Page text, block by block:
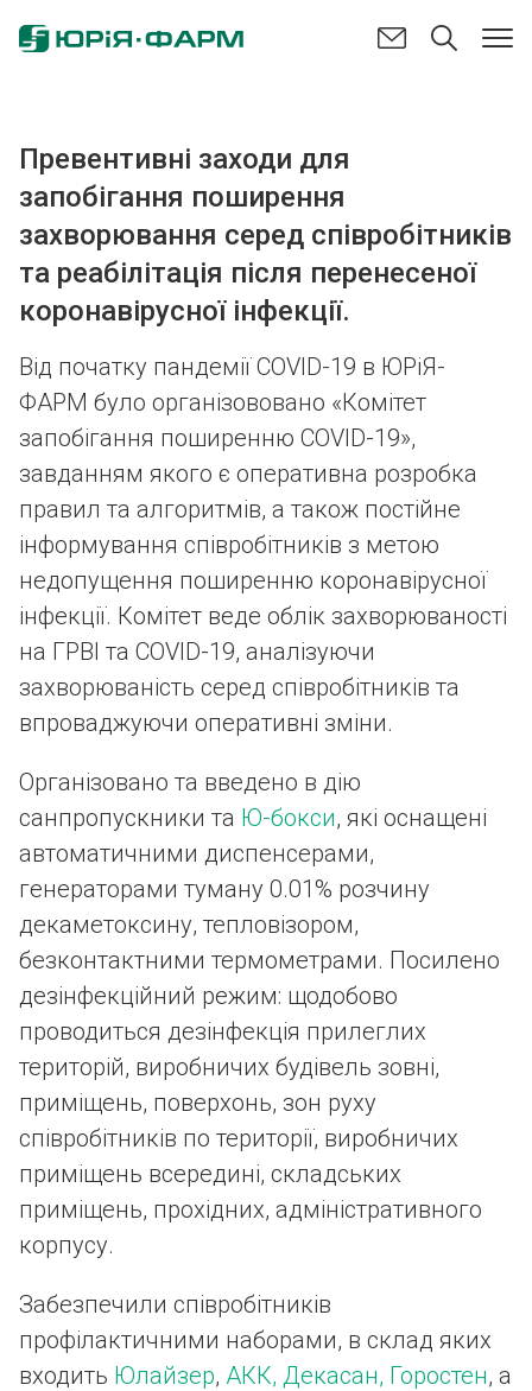
Превентивні заходи для
запобігання поширення
захворювання серед співробітників
та реабілітація після перенесеної
коронавірусної інфекції.
Від початку пандемії COVID-19 в ЮРіЯ-
ФАРМ було організововано «Комітет
запобігання поширенню COVID-19»,
завданням якого є оперативна розробка
правил та алгоритмів, а також постійне
інформування співробітників з метою
недопущення поширенню коронавірусної
інфекції. Комітет веде облік захворюваності
на ГРВІ та COVID-19, аналізуючи
захворюваність серед співробітників та
впроваджуючи оперативні зміни.
Організовано та введено в дію
санпропускники та Ю-бокси, які оснащені
автоматичними диспенсерами,
генераторами туману 0.01% розчину
декаметоксину, тепловізором,
безконтактними термометрами. Посилено
дезінфекційний режим: щодобово
проводиться дезінфекція прилеглих
територій, виробничих будівель зовні,
приміщень, поверхонь, зон руху
співробітників по території, виробничих
приміщень всередині, складських
приміщень, прохідних, адміністративного
корпусу.
Забезпечили співробітників
профілактичними наборами, в склад яких
входить Юлайзер, АКК, Декасан, Горостен, а